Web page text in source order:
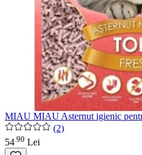
MIAU MIAU Asternut igienic
(2)
54 90 Lei